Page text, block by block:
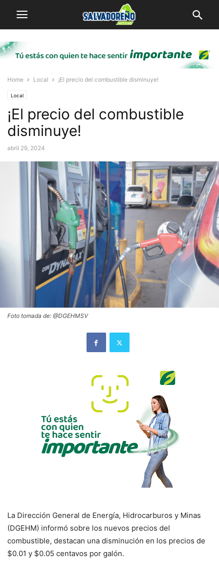
Home Local ¡El precio del combustible disminuye!
Local
¡El precio del combustible
disminuye!
abril 29, 2024
Foto tomada de: @DGEHMSV
La Dirección General de Energía, Hidrocarburos y Minas
(DGEHM) informó sobre los nuevos precios del
combustible, destacan una disminución en los precios de
$0.01 y $0.05 centavos por galón.